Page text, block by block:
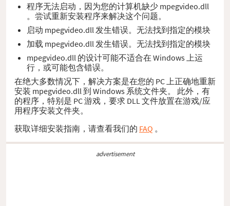
程序无法启动，因为您的计算机缺少 mpegvideo.dll
。尝试重新安装程序来解决这个问题。
启动 mpegvideo.dll 发生错误。无法找到指定的模块
加载 mpegvideo.dll 发生错误。无法找到指定的模块
mpegvideo.dll 的设计可能不适合在 Windows 上运
行，或可能包含错误。
在绝大多数情况下，解决方案是在您的 PC 上正确地重新
安装 mpegvideo.dll 到 Windows 系统文件夹。 此外，有
的程序，特别是 PC 游戏，要求 DLL 文件放置在游戏/应
用程序安装文件夹。
获取详细安装指南，请查看我们的 FAQ 。
advertisement